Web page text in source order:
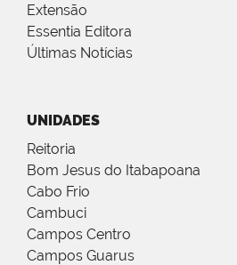
Extensão
Essentia Editora
Últimas Notícias
UNIDADES
Reitoria
Bom Jesus do Itabapoana
Cabo Frio
Cambuci
Campos Centro
Campos Guarus